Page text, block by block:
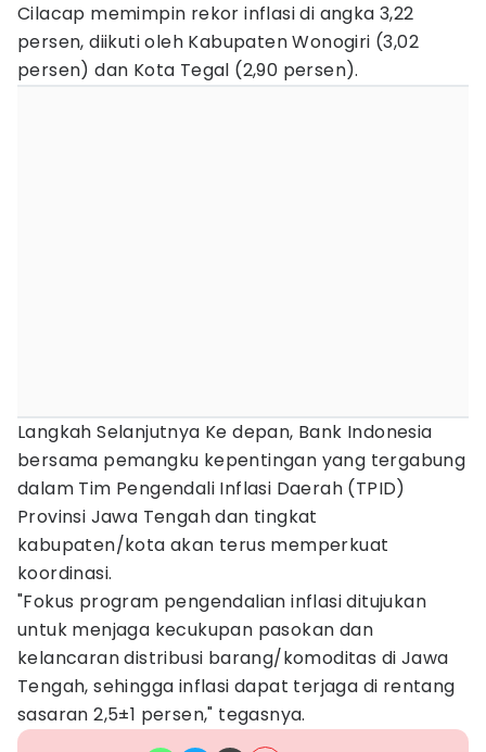
Cilacap memimpin rekor inflasi di angka 3,22
persen, diikuti oleh Kabupaten Wonogiri (3,02
persen) dan Kota Tegal (2,90 persen).
Langkah Selanjutnya Ke depan, Bank Indonesia
bersama pemangku kepentingan yang tergabung
dalam Tim Pengendali Inflasi Daerah (TPID)
Provinsi Jawa Tengah dan tingkat
kabupaten/kota akan terus memperkuat
koordinasi.
"Fokus program pengendalian inflasi ditujukan
untuk menjaga kecukupan pasokan dan
kelancaran distribusi barang/komoditas di Jawa
Tengah, sehingga inflasi dapat terjaga di rentang
sasaran 2,5±1 persen," tegasnya.